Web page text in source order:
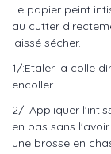
Le papier peint
au cutter
laissé sécher.
1/:Etaler la colle
encoller.
2/: Appliquer
en bas sans
une brosse en